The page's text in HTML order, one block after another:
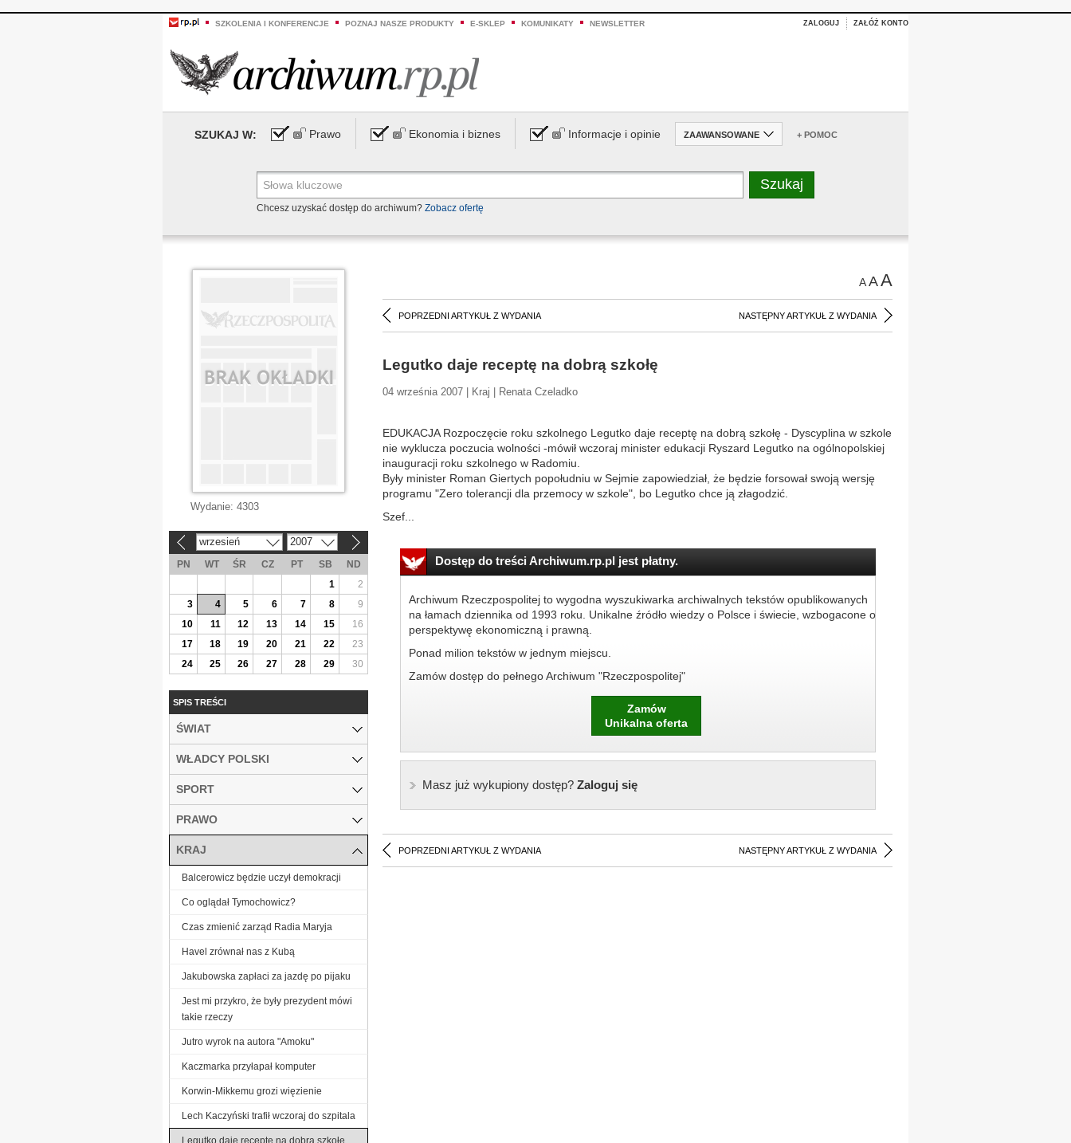
SZKOLENIA I KONFERENCJE POZNAJ NASZE PRODUKTY E-SKLEP KOMUNIKATY NEWSLETTER ZALOGUJ ZAŁÓŻ KONTO
SZUKAJ W: Prawo Ekonomia i biznes Informacje i opinie ZAAWANSOWANE + POMOC
Chcesz uzyskać dostęp do archiwum? Zobacz ofertę
AAA
POPRZEDNI ARTYKUŁ Z WYDANIA NASTĘPNY ARTYKUŁ Z WYDANIA
Legutko daje receptę na dobrą szkołę
04 września 2007 | Kraj | Renata Czeladko
EDUKACJA Rozpoczęcie roku szkolnego Legutko daje receptę na dobrą szkołę - Dyscyplina w szkole
nie wyklucza poczucia wolności -mówił wczoraj minister edukacji Ryszard Legutko na ogólnopolskiej
inauguracji roku szkolnego w Radomiu.
Były minister Roman Giertych popołudniu w Sejmie zapowiedział, że będzie forsował swoją wersję
programu "Zero tolerancji dla przemocy w szkole", bo Legutko chce ją złagodzić.
Szef...
Dostęp do treści Archiwum.rp.pl jest płatny.
Archiwum Rzeczpospolitej to wygodna wyszukiwarka archiwalnych tekstów opublikowanych
na łamach dziennika od 1993 roku. Unikalne źródło wiedzy o Polsce i świecie, wzbogacone o
perspektywę ekonomiczną i prawną.
Ponad milion tekstów w jednym miejscu.
Zamów dostęp do pełnego Archiwum "Rzeczpospolitej"
Zamów
Unikalna oferta
Masz już wykupiony dostęp?Zaloguj się
POPRZEDNI ARTYKUŁ Z WYDANIA NASTĘPNY ARTYKUŁ Z WYDANIA
Wydanie: 4303
wrzesień 2007
PN WT ŚR CZ PT SB
ND
1
2
3
4 5 6 7 8
9
10
11 12 13 14 15
16
17
18 19 20 21 22
23
24
25 26 27 28 29 30
SPIS TREŚCI
ŚWIAT
WŁADCY POLSKI
SPORT
PRAWO
KRAJ
Balcerowicz będzie uczył demokracji
Co oglądał Tymochowicz?
Czas zmienić zarząd Radia Maryja
Havel zrównał nas z Kubą
Jakubowska zapłaci za jazdę po pijaku
Jest mi przykro, że były prezydent mówi
takie rzeczy
Jutro wyrok na autora "Amoku"
Kaczmarka przyłapał komputer
Korwin-Mikkemu grozi więzienie
Lech Kaczyński trafił wczoraj do szpitala
Legutko daje receptę na dobrą szkołę